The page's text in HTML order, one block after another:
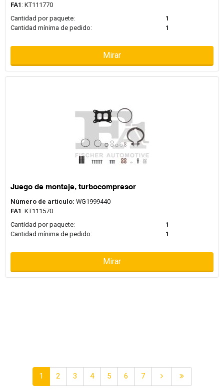
FA1 : KT111770
Cantidad por paquete:
1
Cantidad mínima de pedido:
1
Mirar
Juego de montaje, turbocompresor
Número de artículo: WG1999440
FA1 : KT111570
Cantidad por paquete:
1
Cantidad mínima de pedido:
1
Mirar
1 2 3 4 5 6 7